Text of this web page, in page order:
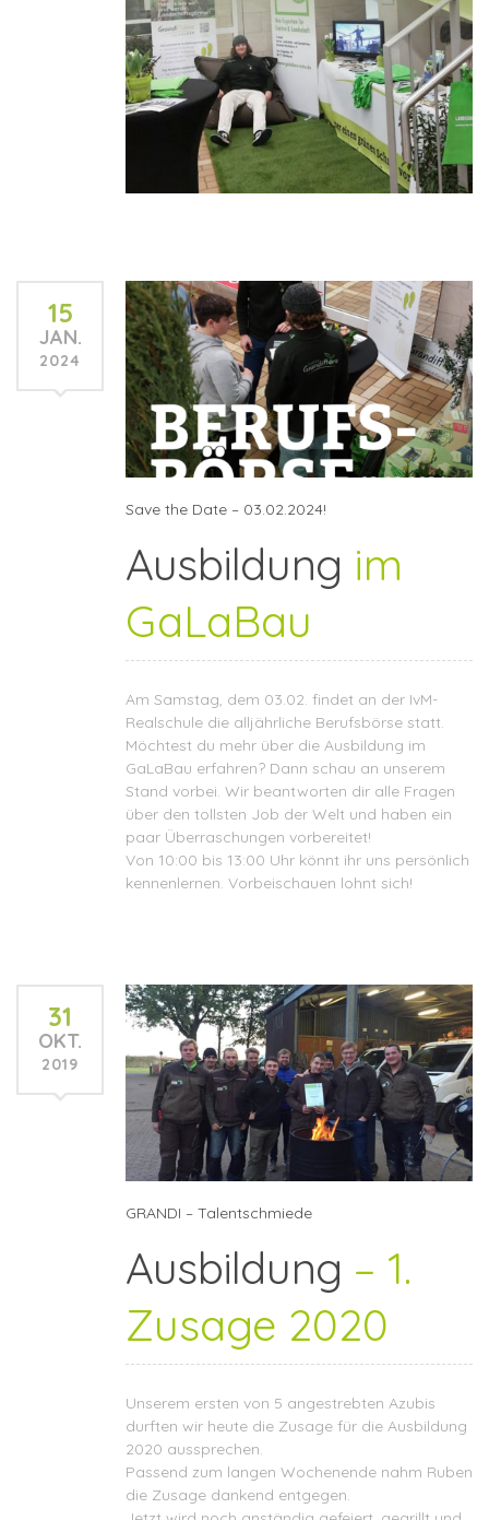
15
JAN.
2024
Save the Date – 03.02.2024!
Ausbildung im
GaLaBau
Am Samstag, dem 03.02. findet an der IvM-
Realschule die alljährliche Berufsbörse statt.
Möchtest du mehr über die Ausbildung im
GaLaBau erfahren? Dann schau an unserem
Stand vorbei. Wir beantworten dir alle Fragen
über den tollsten Job der Welt und haben ein
paar Überraschungen vorbereitet!
Von 10:00 bis 13:00 Uhr könnt ihr uns persönlich
kennenlernen. Vorbeischauen lohnt sich!
31
OKT.
2019
GRANDI – Talentschmiede
Ausbildung – 1.
Zusage 2020
Unserem ersten von 5 angestrebten Azubis
durften wir heute die Zusage für die Ausbildung
2020 aussprechen.
Passend zum langen Wochenende nahm Ruben
die Zusage dankend entgegen.